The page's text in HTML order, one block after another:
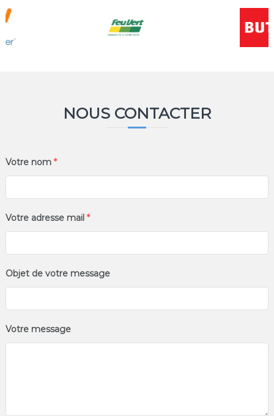
NOUS CONTACTER
Votre nom *
Votre adresse mail *
Objet de votre message
Votre message